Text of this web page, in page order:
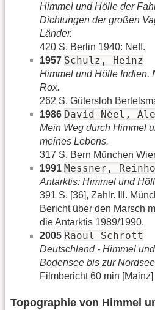
Himmel und Hölle der
Dichtungen der großen
Länder.
420 S. Berlin 1940: Neff.
1957 Schulz, Heinz
Himmel und Hölle Indien.
Rox.
262 S. Gütersloh
1986 David-Néel,
Mein Weg durch Himmel
meines Lebens.
317 S. Bern München
1991 Messner,
Antarktis: Himmel und
391 S. [36], Zahlr. Ill.
Bericht über den Marsch
die Antarktis 1989/1990.
2005 Raoul Schrott
Deutschland - Himmel
Bodensee bis zur
Filmbericht 60 min
Topographie von Himmel